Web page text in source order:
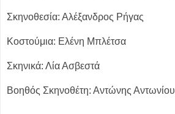
Σκηνοθεσία: Αλέξανδρος Ρήγας
Κοστούμια: Ελένη Μπλέτσα
Σκηνικά: Λία Ασβεστά
Βοηθός Σκηνοθέτη: Αντώνης Αντωνίου